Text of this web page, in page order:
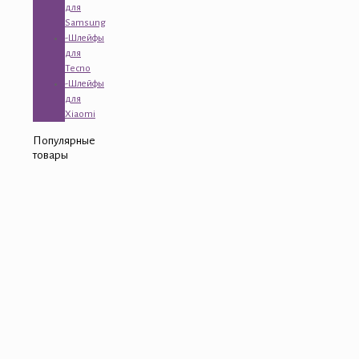
для
Samsung
-Шлейфы
для
Tecno
-Шлейфы
для
Xiaomi
Популярные
товары